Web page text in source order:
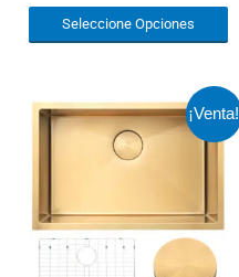
Seleccione Opciones
¡Venta!